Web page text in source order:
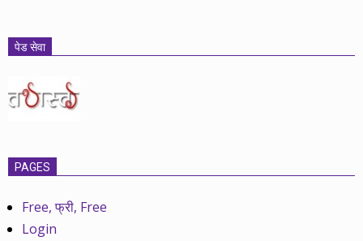
पेड सेवा
PAGES
Free, फ्री, Free
Login